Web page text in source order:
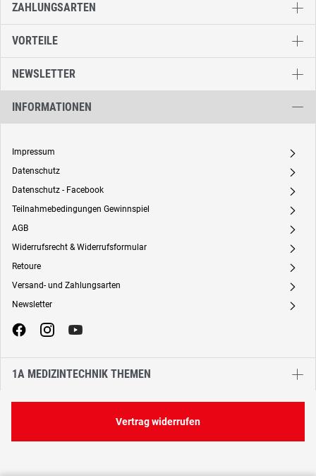
ZAHLUNGSARTEN
VORTEILE
NEWSLETTER
INFORMATIONEN
Impressum A
Datenschutz A
Datenschutz - Facebook A
Teilnahmebedingungen Gewinnspiel A
AGB A
Widerrufsrecht & Widerrufsformular A
Retoure A
Versand- und Zahlungsarten A
Newsletter A
1A MEDIZINTECHNIK THEMEN
Vertrag widerrufen